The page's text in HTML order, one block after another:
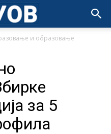
и образовање
за 5